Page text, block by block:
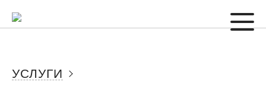
УСЛУГИ